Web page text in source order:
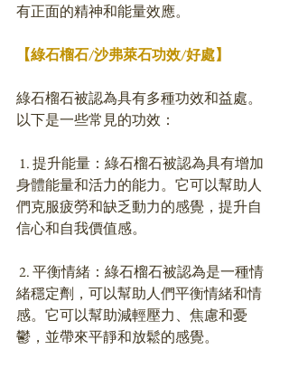
有正面的精神和能量效應。
【綠石榴石/沙弗萊石功效/好處】
綠石榴石被認為具有多種功效和益處。
以下是一些常見的功效：
身體能量和活力的能力。它可以幫助人
們克服疲勞和缺乏動力的感覺，提升自
信心和自我價值感。
緒穩定劑，可以幫助人們平衡情緒和情
感。它可以幫助減輕壓力、焦慮和憂
鬱，並帶來平靜和放鬆的感覺。